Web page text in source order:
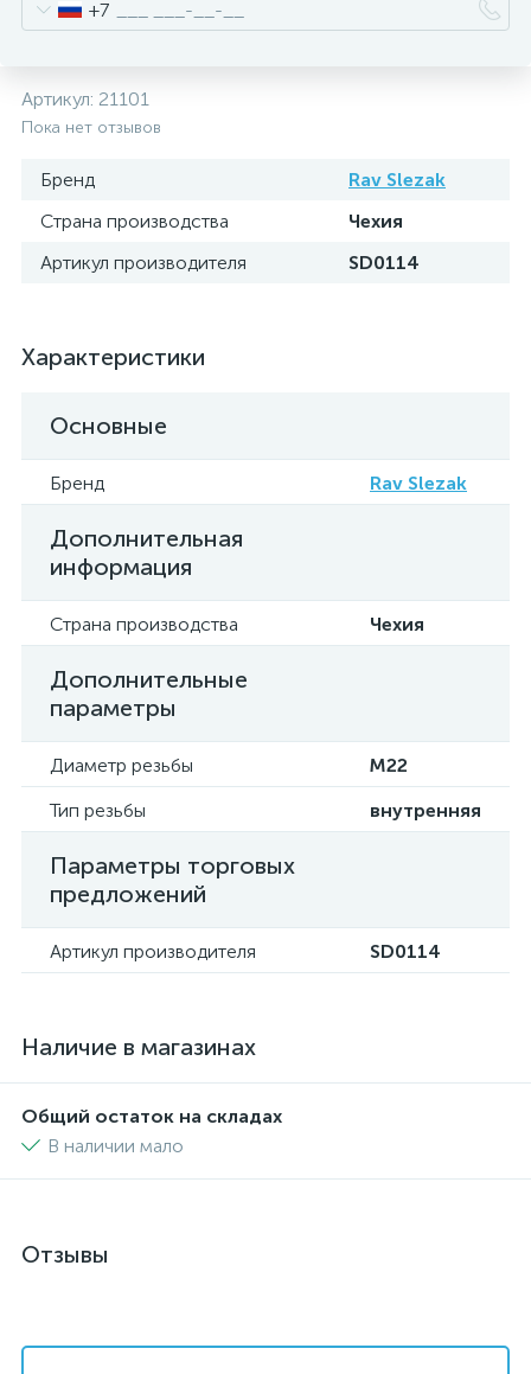
+7
Артикул: 21101
Пока нет отзывов
Бренд
Rav Slezak
Страна производства
Чехия
Артикул производителя
SD0114
Характеристики
Основные
Бренд Rav Slezak
Дополнительная
информация
Страна производства Чехия
Дополнительные
параметры
Диаметр резьбы
M22
Тип резьбы
внутренняя
Параметры торговых
предложений
Артикул производителя SD0114
Наличие в магазинах
Общий остаток на складах
В наличии мало
Отзывы